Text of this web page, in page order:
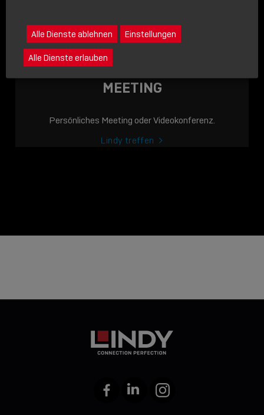
LINDY ACADEMY
JETZT ONLINE
VERFÜGBAR: DIE
LINDY ACADEMY –
WISSEN, DASMEETING
Persönliches Meeting oder Videokonferenz.
Lindy treffen
FacebookLinkedIn Instagram
Alle Dienste ablehnen Einstellungen
Alle Dienste erlauben